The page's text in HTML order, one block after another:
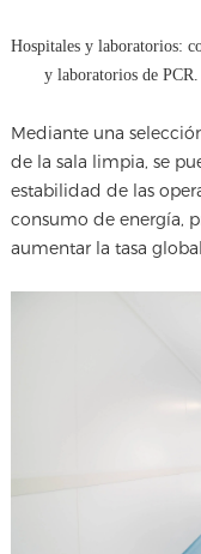
Hospitales y laboratorios:
y laboratorios de PCR.
Mediante una
de la sala limpia, se
estabilidad de las
consumo de energía,
aumentar la tasa